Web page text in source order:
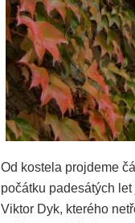
Od kostela projdeme
počátku padesátých
Viktor Dyk, kterého